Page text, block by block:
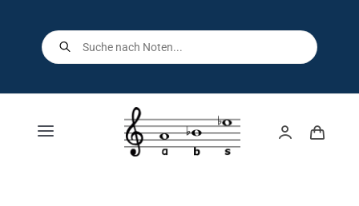
content
Products
search
Toggle